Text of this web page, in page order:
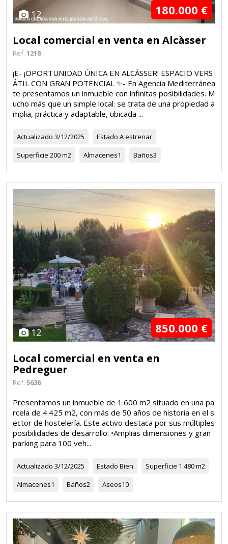
12 180.000 €
Local comercial en venta en Alcàsser
Ref. 1218
¡E- ¡OPORTUNIDAD ÚNICA EN ALCÀSSER! ESPACIO VERS
ÁTIL CON GRAN POTENCIAL ✨- En Agencia Mediterránea
te presentamos un inmueble con infinitas posibilidades. M
ucho más que un simple local: se trata de una propiedad a
mplia, práctica y adaptable, ubicada ...
Actualizado 3/12/2025 Estado A estrenar
Superficie 200 m2 Almacenes1 Baños3
12 850.000 €
Local comercial en venta en
Pedreguer
Ref. 5638
Presentamos un inmueble de 1.600 m2 situado en una pa
rcela de 4.425 m2, con más de 50 años de historia en el s
ector de hostelería. Este activo destaca por sus múltiples
posibilidades de desarrollo: •Amplias dimensiones y gran
parking para 100 veh...
Actualizado 3/12/2025 Estado Bien Superficie 1.480 m2
Almacenes1 Baños2 Aseos10